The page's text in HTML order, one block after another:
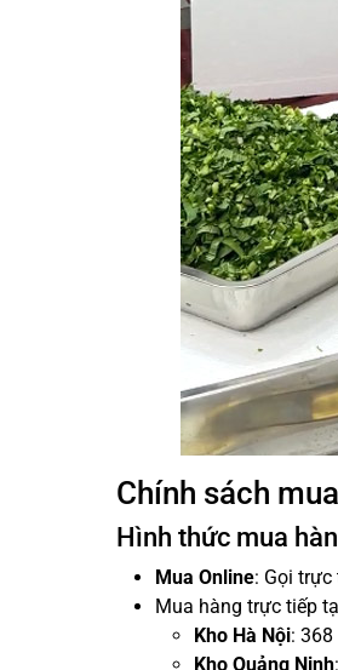
Chính sách
Hình thức mua
Mua Online: Gọi
Mua hàng trực tiếp
Kho Hà Nội:
Kho Quảng Ninh